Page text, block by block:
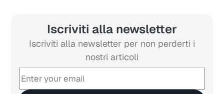
Iscriviti alla newsletter
Iscriviti alla newsletter per non perderti i
nostri articoli